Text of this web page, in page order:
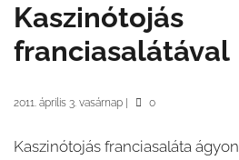
Kaszinótojás
franciasalátával
2011. április 3. vasárnap 0
Kaszinótojás franciasaláta